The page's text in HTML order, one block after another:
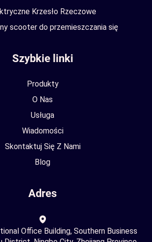
Krzesło Rzeczowe
scooter do przemieszczania się
Szybkie linki
Produkty
O Nas
Usługa
Wiadomości
Skontaktuj Się Z Nami
Blog
Adres
Office Building, Southern Business